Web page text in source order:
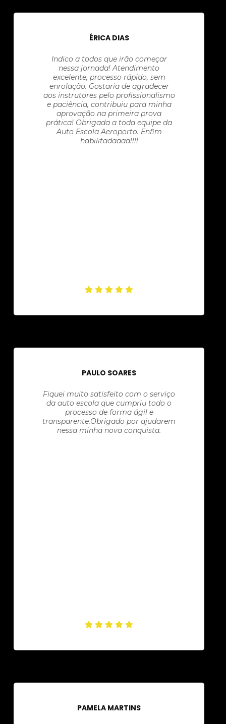
ÉRICA DIAS
Indico a todos que irão começar
nessa jornada! Atendimento
excelente, processo rápido, sem
enrolação. Gostaria de agradecer
aos instrutores pelo profissionalismo
e paciência, contribuiu para minha
aprovação na primeira prova
prática! Obrigada a toda equipe da
Auto Escola Aeroporto. Enfim
habilitadaaaa!!!!
PAULO SOARES
Fiquei muito satisfeito com o serviço
da auto escola que cumpriu todo o
processo de forma ágil e
transparente.Obrigado por ajudarem
nessa minha nova conquista.
PAMELA MARTINS